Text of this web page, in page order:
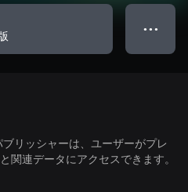
● ● ●
リッシャーは、ユーザーがプレ
関連データにアクセスできます。